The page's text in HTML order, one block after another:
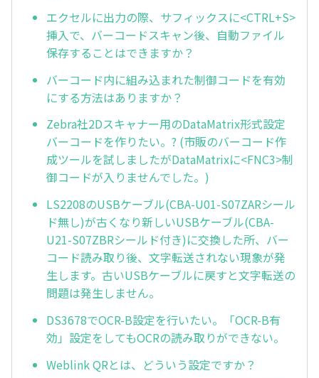
エクセルに出力の際、サフィックスに<CTRL+S>
挿入で、バーコードスキャン後、自動ファイル
保存することはできますか？
バーコード内に組み込まれた制御コードを有効
にする方法はありますか？
Zebra社2Dスキャナー用のDataMatrix形式設定
バーコードを作りたい。? (市販のバーコード作
成ツールを試しましたがDataMatrixに<FNC3>制
御コードが入りませんでした。)
LS2208のUSBケーブル(CBA-U01-S07ZARシール
ド無し)が古くなり新しいUSBケーブル(CBA-
U21-S07ZBRシールド付き)に交換した所、バー
コード読み取り後、文字転送されない現象が発
生します。古いUSBケーブルに戻すと文字転送の
問題は発生しません。
DS3678でOCR-B設定を行いたい。「OCR-B有
効」設定をしてもOCRの読み取りができない。
Weblink QRとは、どういう設定ですか？